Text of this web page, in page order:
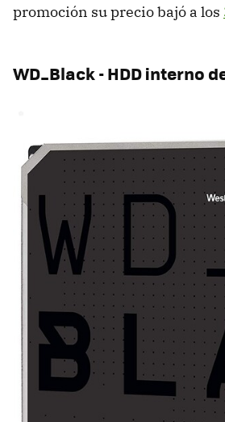
promoción su precio bajó a los
WD_Black - HDD interno